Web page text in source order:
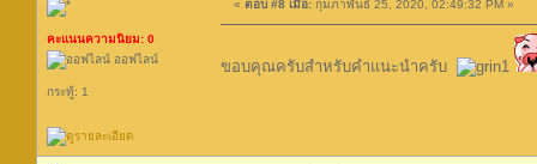
คะแนนความนิยม: 0
ออฟไลน์
กระทู้: 1
« ตอบ #8 เมื่อ: กุมภาพันธ์ 25, 2020, 02:49:32 PM »
ขอบคุณครับสำหรับคำแนะนำครับ